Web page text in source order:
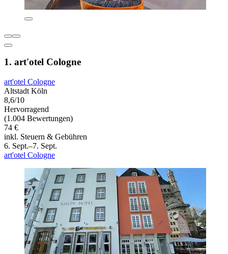
1. art'otel Cologne
art'otel Cologne
Altstadt Köln
8,6/10
Hervorragend
(1.004 Bewertungen)
74 €
inkl. Steuern & Gebühren
6. Sept.–7. Sept.
art'otel Cologne